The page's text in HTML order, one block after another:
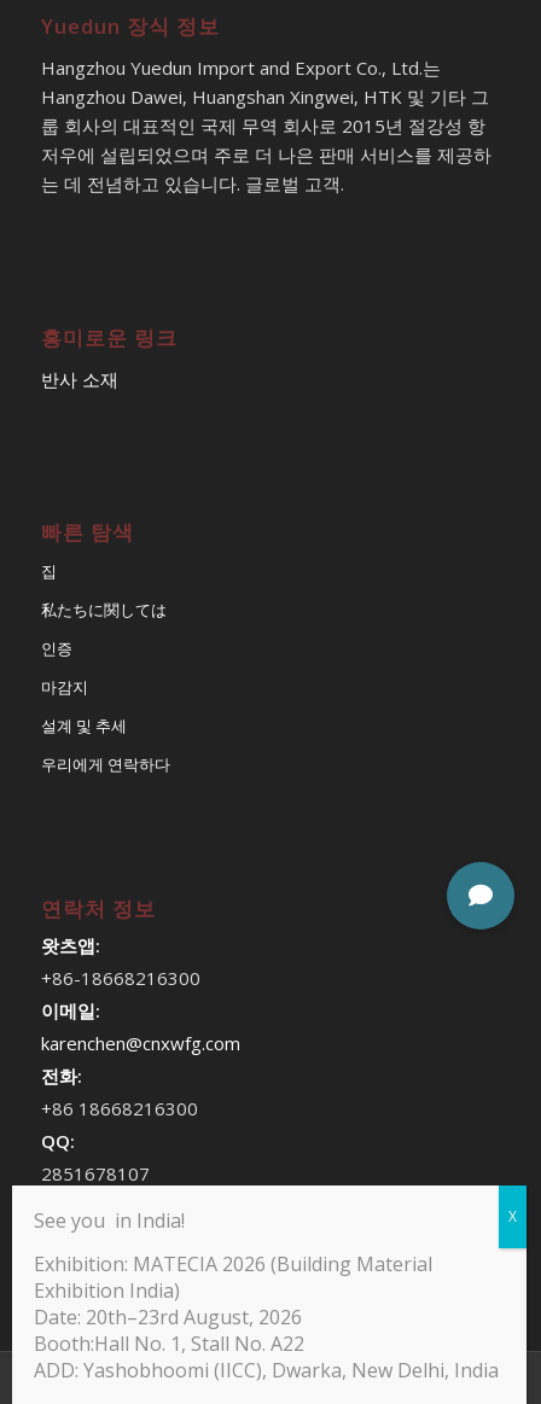
Yuedun 장식 정보
Hangzhou Yuedun Import and Export Co., Ltd.는
Hangzhou Dawei, Huangshan Xingwei, HTK 및 기타 그
룹 회사의 대표적인 국제 무역 회사로 2015년 절강성 항
저우에 설립되었으며 주로 더 나은 판매 서비스를 제공하
는 데 전념하고 있습니다. 글로벌 고객.
흥미로운 링크
반사 소재
빠른 탐색
집
私たちに関しては
인증
마감지
설계 및 추세
우리에게 연락하다
연락처 정보
왓츠앱:
+86-18668216300
이메일:
karenchen@cnxwfg.com
전화:
+86 18668216300
QQ:
2851678107
chenhan409
@Copyright -Yodean Decor Furniture Paper
See you in India!
Exhibition: MATECIA 2026 (Building Material
Exhibition India)
Date: 20th–23rd August, 2026
Booth:Hall No. 1, Stall No. A22
ADD: Yashobhoomi (IICC), Dwarka, New Delhi, India